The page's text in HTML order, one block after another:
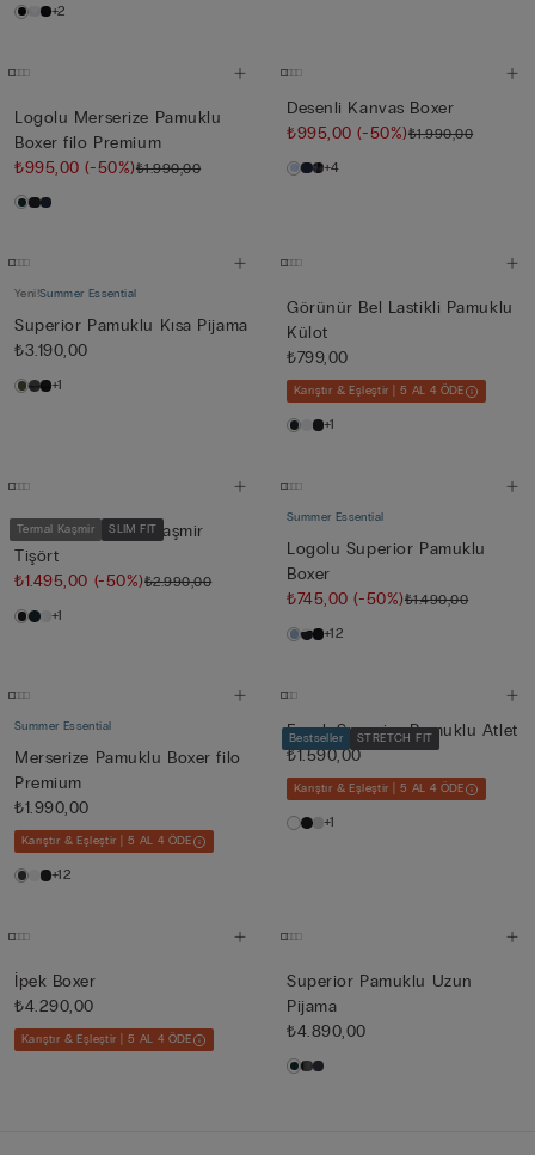
+2
Logolu Merserize Pamuklu
Boxer filo Premium
₺995,00(-50%)₺1.990,00
Desenli Kanvas Boxer
₺995,00(-50%)₺1.990,00
+4
Yeni!Summer Essential
Superior Pamuklu Kısa Pijama
₺3.190,00
+1
Görünür Bel Lastikli Pamuklu
Külot
₺799,00
Karıştır & Eşleştir | 5 AL 4 ÖDE
+1
Termal Kaşmir SLIM FIT
Kısa Kollu Modal Kaşmir
Tişört
₺1.495,00 (-50%)₺2.990,00
+1
Summer Essential
Logolu Superior Pamuklu
Boxer
₺745,00(-50%)₺1.490,00
+12
Summer Essential
Merserize Pamuklu Boxer filo
Premium
₺1.990,00
Karıştır & Eşleştir | 5 AL 4 ÖDE
+12
Bestseller STRETCH FIT
Esnek Superior Pamuklu Atlet
₺1.590,00
Karıştır & Eşleştir | 5 AL 4 ÖDE
+1
İpek Boxer
₺4.290,00
Karıştır & Eşleştir | 5 AL 4 ÖDE
Superior Pamuklu Uzun
Pijama
₺4.890,00